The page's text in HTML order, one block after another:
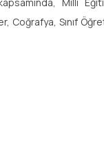
Coğrafya, Sınıf